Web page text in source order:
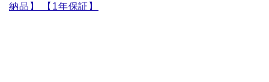
納品】 【1年保証】